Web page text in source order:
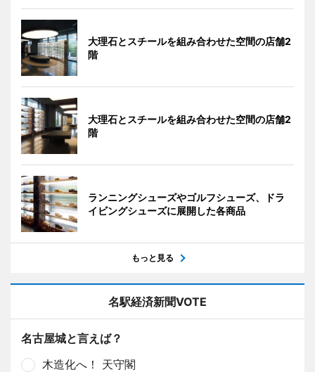
大理石とスチールを組み合わせた空間の店舗2
階
大理石とスチールを組み合わせた空間の店舗2
階
ランニングシューズやゴルフシューズ、ドラ
イビングシューズに展開した各商品
もっと見る
名駅経済新聞VOTE
名古屋城と言えば？
木造化へ！ 天守閣